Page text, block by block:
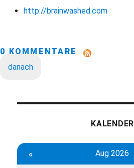
http://brainwashed.com
0 KOMMENTARE
danach
KALENDER
« Aug 2026